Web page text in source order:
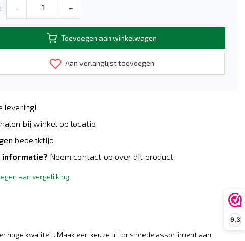
9,3
- +
Toevoegen aan winkelwagen
Aan verlanglijst toevoegen
levering!
bij winkel op locatie
bedenktijd
informatie? Neem contact op over dit product
aan vergelijking
hoge kwaliteit. Maak een keuze uit ons brede assortiment aan